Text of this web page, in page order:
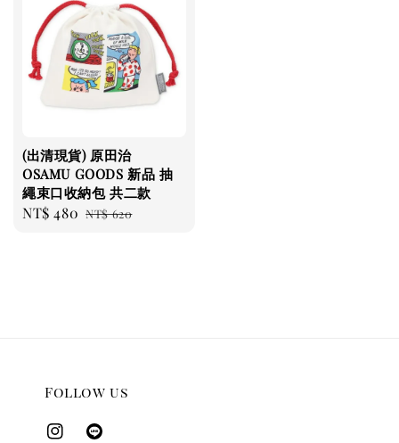
(出清現貨) 原田治
OSAMU GOODS 新品 抽
繩束口收納包 共二款
Sale
NT$ 480 Regular
NT$ 620
Follow us